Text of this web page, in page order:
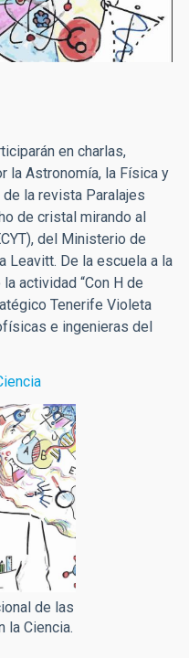
en charlas,
la Astronomía, la Física y
la revista Paralajes
de cristal mirando al
del Ministerio de
Leavitt. De la escuela a la
actividad “Con H de
Tenerife Violeta
e ingenieras del
de las
la Ciencia.